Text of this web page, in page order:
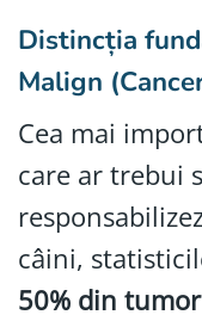
Distincția
Malign
Cea mai
care ar trebui
câini,
50% din